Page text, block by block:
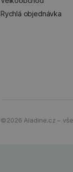
Rychlá objednávka
©2026 Aladine.cz –